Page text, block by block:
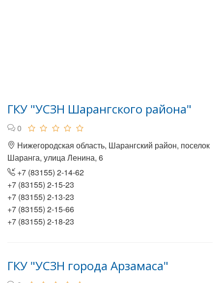
ГКУ "УСЗН Шарангского района"
0
Нижегородская область, Шарангский район, поселок
Шаранга, улица Ленина, 6
+7 (83155) 2-14-62
+7 (83155) 2-15-23
+7 (83155) 2-13-23
+7 (83155) 2-15-66
+7 (83155) 2-18-23
ГКУ "УСЗН города Арзамаса"